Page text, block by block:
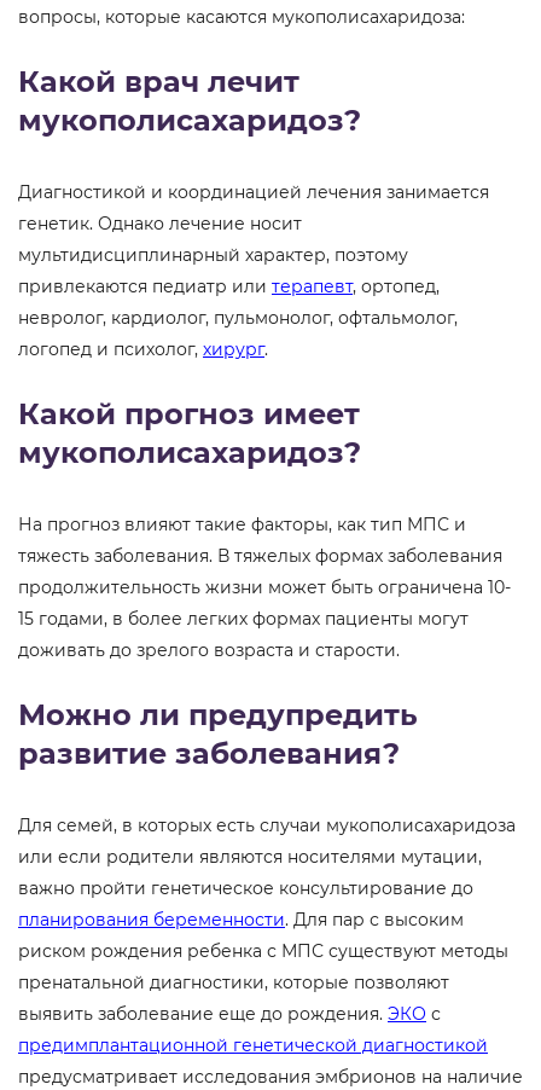
вопросы, которые касаются мукополисахаридоза:
Какой врач лечит
мукополисахаридоз?
Диагностикой и координацией лечения занимается
генетик. Однако лечение носит
мультидисциплинарный характер, поэтому
привлекаются педиатр или терапевт, ортопед,
невролог, кардиолог, пульмонолог, офтальмолог,
логопед и психолог, хирург.
Какой прогноз имеет
мукополисахаридоз?
На прогноз влияют такие факторы, как тип МПС и
тяжесть заболевания. В тяжелых формах заболевания
продолжительность жизни может быть ограничена 10-
15 годами, в более легких формах пациенты могут
доживать до зрелого возраста и старости.
Можно ли предупредить
развитие заболевания?
Для семей, в которых есть случаи мукополисахаридоза
или если родители являются носителями мутации,
важно пройти генетическое консультирование до
планирования беременности. Для пар с высоким
риском рождения ребенка с МПС существуют методы
пренатальной диагностики, которые позволяют
выявить заболевание еще до рождения. ЭКО с
предимплантационной генетической диагностикой
предусматривает исследования эмбрионов на наличие